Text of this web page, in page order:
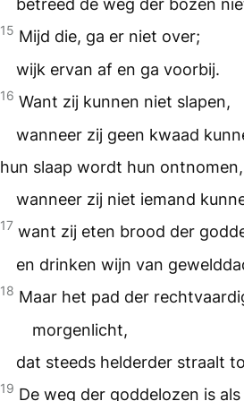
betreed de weg der bozen
15 Mijd die, ga er niet over;
wijk ervan af en ga voorbij.
16 Want zij kunnen niet slapen,
wanneer zij geen kwaad
hun slaap wordt hun ontnomen,
wanneer zij niet iemand
17 want zij eten brood der
en drinken wijn van
18 Maar het pad der
morgenlicht,
dat steeds helderder straalt
19 De weg der goddelozen is